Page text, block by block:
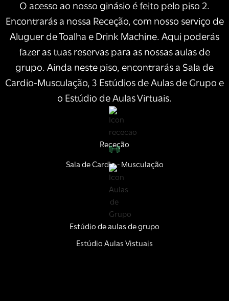
O acesso ao nosso ginásio é feito pelo piso 2.
Encontrarás a nossa Receção, com nosso serviço de
Aluguer de Toalha e Drink Machine. Aqui poderás
fazer as tuas reservas para as nossas aulas de
grupo. Ainda neste piso, encontrarás a Sala de
Cardio-Musculação, 3 Estúdios de Aulas de Grupo e
o Estúdio de Aulas Virtuais.
Receção
Sala de Cardio - Musculação
Estúdio de aulas de grupo
Estúdio Aulas Vistuais